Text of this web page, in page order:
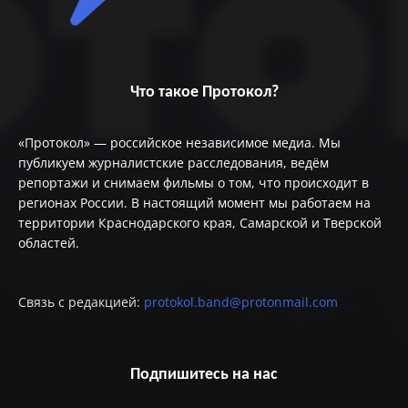
Что такое Протокол?
«Протокол» — российское независимое медиа. Мы
публикуем журналистские расследования, ведём
репортажи и снимаем фильмы о том, что происходит в
регионах России. В настоящий момент мы работаем на
территории Краснодарского края, Самарской и Тверской
областей.
Связь с редакцией: protokol.band@protonmail.com
Подпишитесь на нас